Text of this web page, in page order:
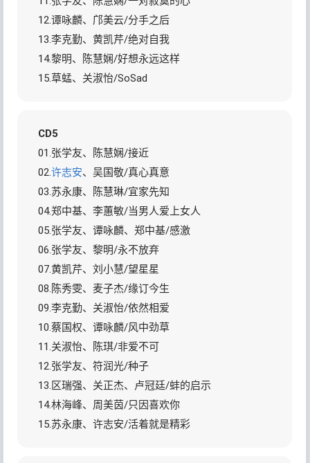
12.谭咏麟、邝美云/分手之后
13.李克勤、黄凯芹/绝对自我
14.黎明、陈慧娴/好想永远这样
15.草蜢、关淑怡/SoSad
CD5
01.张学友、陈慧娴/接近
02.许志安、吴国敬/真心真意
03.苏永康、陈慧琳/宜家先知
04.郑中基、李蕙敏/当男人爱上女人
05.张学友、谭咏麟、郑中基/感激
06.张学友、黎明/永不放弃
07.黄凯芹、刘小慧/望星星
08.陈秀雯、麦子杰/缘订今生
09.李克勤、关淑怡/依然相爱
10.蔡国权、谭咏麟/风中劲草
11.关淑怡、陈琪/非爱不可
12.张学友、符润光/种子
13.区瑞强、关正杰、卢冠廷/蚌的启示
14.林海峰、周美茵/只因喜欢你
15.苏永康、许志安/活着就是精彩